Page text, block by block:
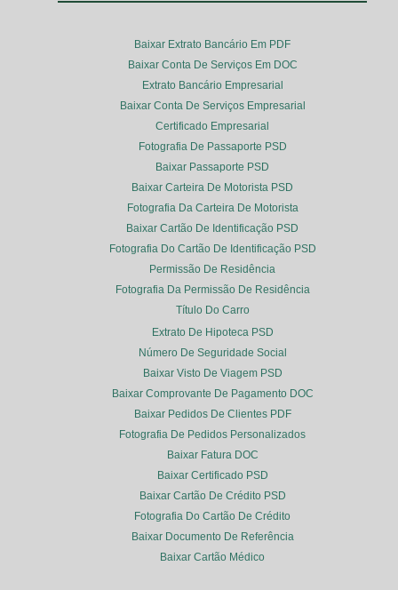
Baixar Extrato Bancário Em PDF
Baixar Conta De Serviços Em DOC
Extrato Bancário Empresarial
Baixar Conta De Serviços Empresarial
Certificado Empresarial
Fotografia De Passaporte PSD
Baixar Passaporte PSD
Baixar Carteira De Motorista PSD
Fotografia Da Carteira De Motorista
Baixar Cartão De Identificação PSD
Fotografia Do Cartão De Identificação PSD
Permissão De Residência
Fotografia Da Permissão De Residência
Título Do Carro
Extrato De Hipoteca PSD
Número De Seguridade Social
Baixar Visto De Viagem PSD
Baixar Comprovante De Pagamento DOC
Baixar Pedidos De Clientes PDF
Fotografia De Pedidos Personalizados
Baixar Fatura DOC
Baixar Certificado PSD
Baixar Cartão De Crédito PSD
Fotografia Do Cartão De Crédito
Baixar Documento De Referência
Baixar Cartão Médico